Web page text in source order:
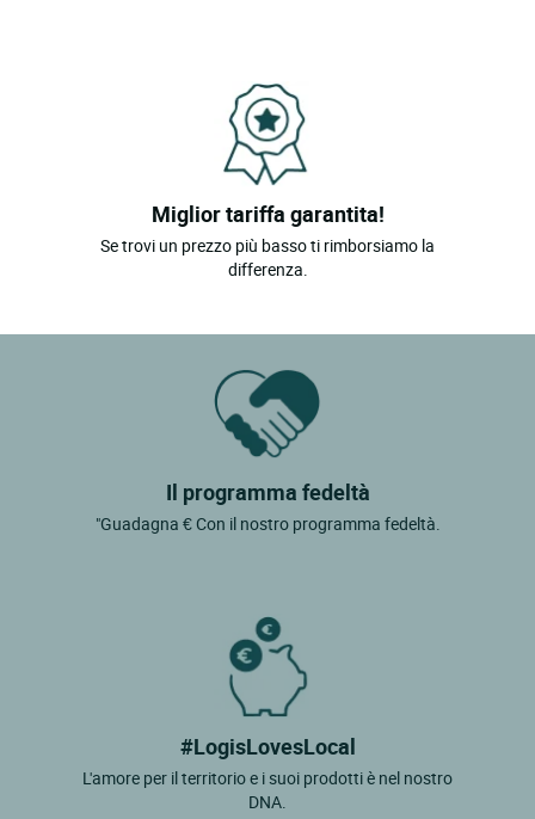
Miglior tariffa garantita!
Se trovi un prezzo più basso ti rimborsiamo la
differenza.
Il programma fedeltà
"Guadagna € Con il nostro programma fedeltà.
#LogisLovesLocal
L'amore per il territorio e i suoi prodotti è nel nostro
DNA.